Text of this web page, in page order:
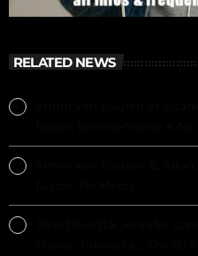
RELATED NEWS